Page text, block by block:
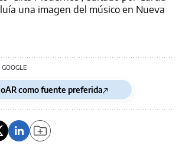
una imagen del músico en Nueva
como fuente preferida